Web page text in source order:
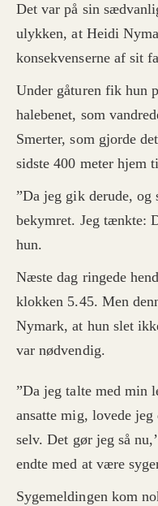
Det var på sin
ulykken, at Heidi
konsekvenserne af sit
Under gåturen fik hun
halebenet, som
Smerter, som gjorde
sidste 400 meter hjem
”Da jeg gik derude, og
bekymret. Jeg tænkte:
hun.
Næste dag ringede
klokken 5.45. Men
Nymark, at hun slet
var nødvendig.
”Da jeg talte med min
ansatte mig, lovede
selv. Det gør jeg så
endte med at være
Sygemeldingen kom